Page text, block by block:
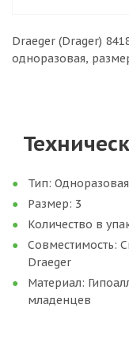
Draeger (Drager)
одноразовая,
Тип:
Размер: 3
Количество в
Совместимость:
Draeger
Материал:
младенцев